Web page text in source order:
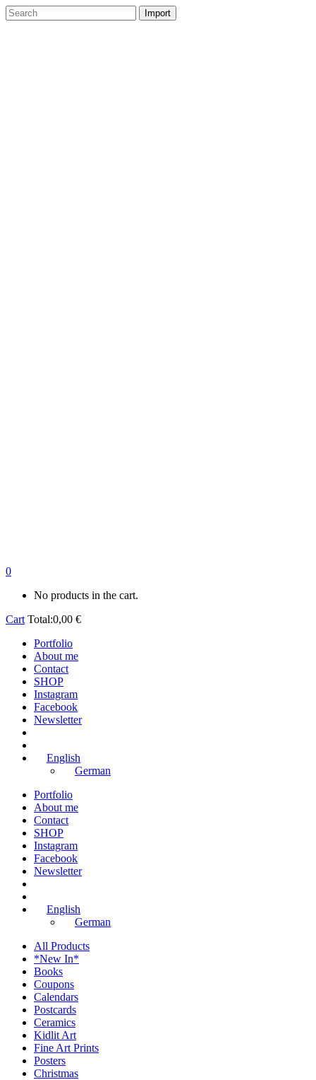
0
No products in the cart.
Cart Total:0,00 €
Portfolio
About me
Contact
SHOP
Instagram
Facebook
Newsletter
English
German
Portfolio
About me
Contact
SHOP
Instagram
Facebook
Newsletter
English
German
All Products
*New In*
Books
Coupons
Calendars
Postcards
Ceramics
Kidlit Art
Fine Art Prints
Posters
Christmas